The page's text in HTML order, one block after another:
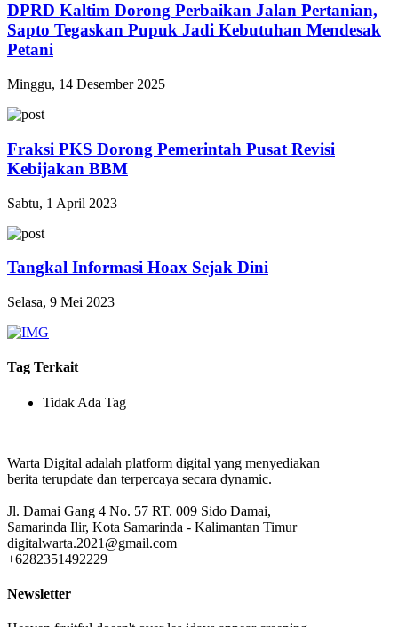
DPRD Kaltim Dorong Perbaikan Jalan Pertanian,
Sapto Tegaskan Pupuk Jadi Kebutuhan Mendesak
Petani
Minggu, 14 Desember 2025
Fraksi PKS Dorong Pemerintah Pusat Revisi
Kebijakan BBM
Sabtu, 1 April 2023
Tangkal Informasi Hoax Sejak Dini
Selasa, 9 Mei 2023
Tag Terkait
Tidak Ada Tag
Warta Digital adalah platform digital yang menyediakan
berita terupdate dan terpercaya secara dynamic.
Jl. Damai Gang 4 No. 57 RT. 009 Sido Damai,
Samarinda Ilir, Kota Samarinda - Kalimantan Timur
digitalwarta.2021@gmail.com
+6282351492229
Newsletter